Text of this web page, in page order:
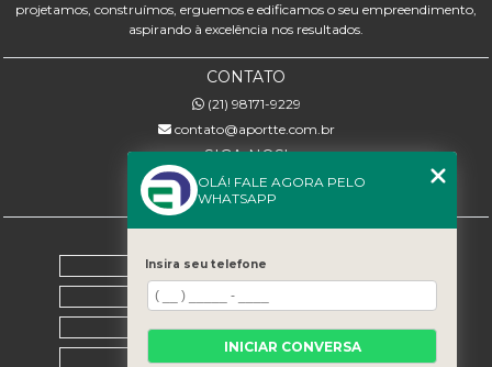
projetamos, construímos, erguemos e edificamos o seu empreendimento,
aspirando à excelência nos resultados.
CONTATO
(21) 98171-9229
contato@aportte.com.br
SIGA-NOS!
Home
Sobre nós
Serviços
Contato
OLÁ! FALE AGORA PELO
WHATSAPP
Insira seu telefone
INICIAR CONVERSA